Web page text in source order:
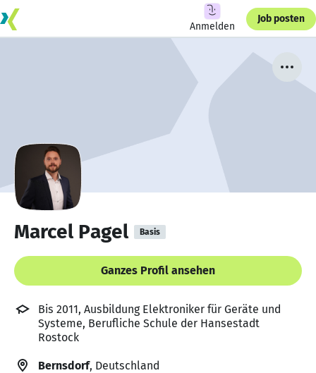
Anmelden
Job posten
Marcel Pagel Basis
Ganzes Profil ansehen
Bis 2011, Ausbildung Elektroniker für Geräte und
Systeme, Berufliche Schule der Hansestadt
Rostock
Bernsdorf, Deutschland